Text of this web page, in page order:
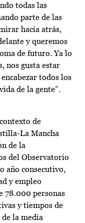
todas las
parte de las
hacia atrás,
y queremos
de futuro. Ya lo
nos gusta estar
todos los
de la gente”.
de
La Mancha
de la
del Observatorio
año consecutivo,
y empleo
78.000 personas
y tiempos de
la media